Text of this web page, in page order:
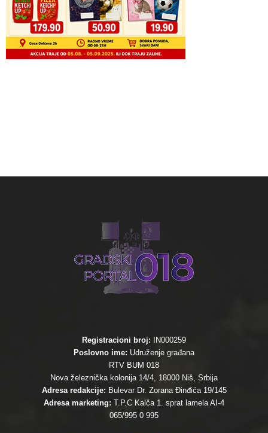
Registracioni broj:
IN000259
Poslovno ime: Udruženje građana
RTV BUM 018
Nova železnička kolonija 14/4, 18000 Niš, Srbija
Adresa redakcije: Bulevar Dr. Zorana Đinđića 19/145
Adresa marketing: T.P.C Kalča 1. sprat lamela AI-4
065/995 0 995